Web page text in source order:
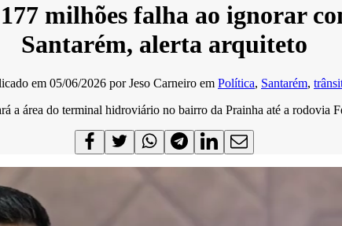
milhões falha ao ignorar
Santarém, alerta arquiteto
em 05/06/2026 porJeso Carneiro em Política, Santarém,
a área do terminal hidroviário no bairro da Prainha até a rodovia